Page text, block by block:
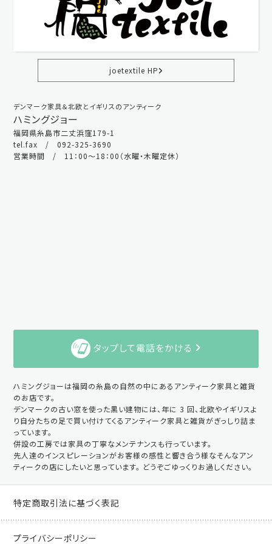
joetextile HP
デンマーク家具＆北欧とイギリスのアンティーク
ハミングジョー
福岡県糸島市二丈浜窪179-1
tel.fax / 092-325-3690
営業時間 / 11：00～18：00（水曜・木曜定休）
タップして電話をかける
ハミングジョーは福岡の糸島の自然の中にあるアンティーク家具と雑貨
のお店です。
デンマークの古い窓を使った黒い建物には、年に 3 回、北欧やイギリスよ
り自分たちの足で買い付けてくるアンティーク家具と雑貨がぎっしり詰ま
っています。
併設の工房では家具の丁寧なメンテナンスも行っています。
先人達のインスピレーションがお客様の感性と響き合う様なそんなアン
ティークの店にしたいと思っています。 どうぞごゆっくりお過しください。
特定商取引法に基づく表記
プライバシーポリシー